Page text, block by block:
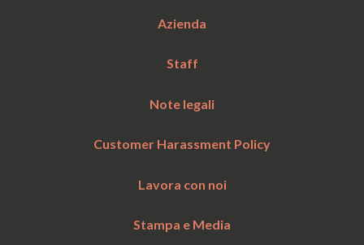
Azienda
Staff
Note legali
Customer Harassment Policy
Lavora con noi
Stampa e Media